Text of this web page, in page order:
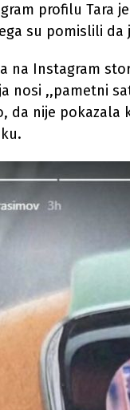
profilu Tara
su pomislili
na Instagram
nosi ,,pametni
da nije pokazala